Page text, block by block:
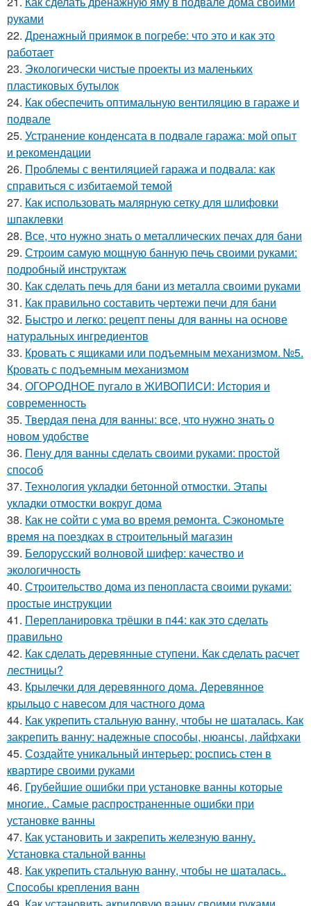
руками
22. Дренажный приямок в погребе: что это и как это
работает
23. Экологически чистые проекты из маленьких
пластиковых бутылок
24. Как обеспечить оптимальную вентиляцию в гараже и
подвале
25. Устранение конденсата в подвале гаража: мой опыт
и рекомендации
26. Проблемы с вентиляцией гаража и подвала: как
справиться с избитаемой темой
27. Как использовать малярную сетку для шлифовки
шпаклевки
28. Все, что нужно знать о металлических печах для бани
29. Строим самую мощную банную печь своими руками:
подробный инструктаж
30. Как сделать печь для бани из металла своими руками
31. Как правильно составить чертежи печи для бани
32. Быстро и легко: рецепт пены для ванны на основе
натуральных ингредиентов
33. Кровать с ящиками или подъемным механизмом. №5.
Кровать с подъемным механизмом
34. ОГОРОДНОЕ пугало в ЖИВОПИСИ: История и
современность
35. Твердая пена для ванны: все, что нужно знать о
новом удобстве
36. Пену для ванны сделать своими руками: простой
способ
37. Технология укладки бетонной отмостки. Этапы
укладки отмостки вокруг дома
38. Как не сойти с ума во время ремонта. Сэкономьте
время на поездках в строительный магазин
39. Белорусский волновой шифер: качество и
экологичность
40. Строительство дома из пенопласта своими руками:
простые инструкции
41. Перепланировка трёшки в п44: как это сделать
правильно
42. Как сделать деревянные ступени. Как сделать расчет
лестницы?
43. Крылечки для деревянного дома. Деревянное
крыльцо с навесом для частного дома
44. Как укрепить стальную ванну, чтобы не шаталась. Как
закрепить ванну: надежные способы, нюансы, лайфхаки
45. Создайте уникальный интерьер: роспись стен в
квартире своими руками
46. Грубейшие ошибки при установке ванны которые
многие.. Самые распространенные ошибки при
установке ванны
47. Как установить и закрепить железную ванну.
Установка стальной ванны
48. Как укрепить стальную ванну, чтобы не шаталась..
Способы крепления ванн